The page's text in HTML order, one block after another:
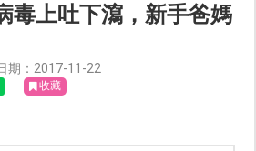
毒上吐下瀉，新手爸媽
期：2017-11-22
收藏